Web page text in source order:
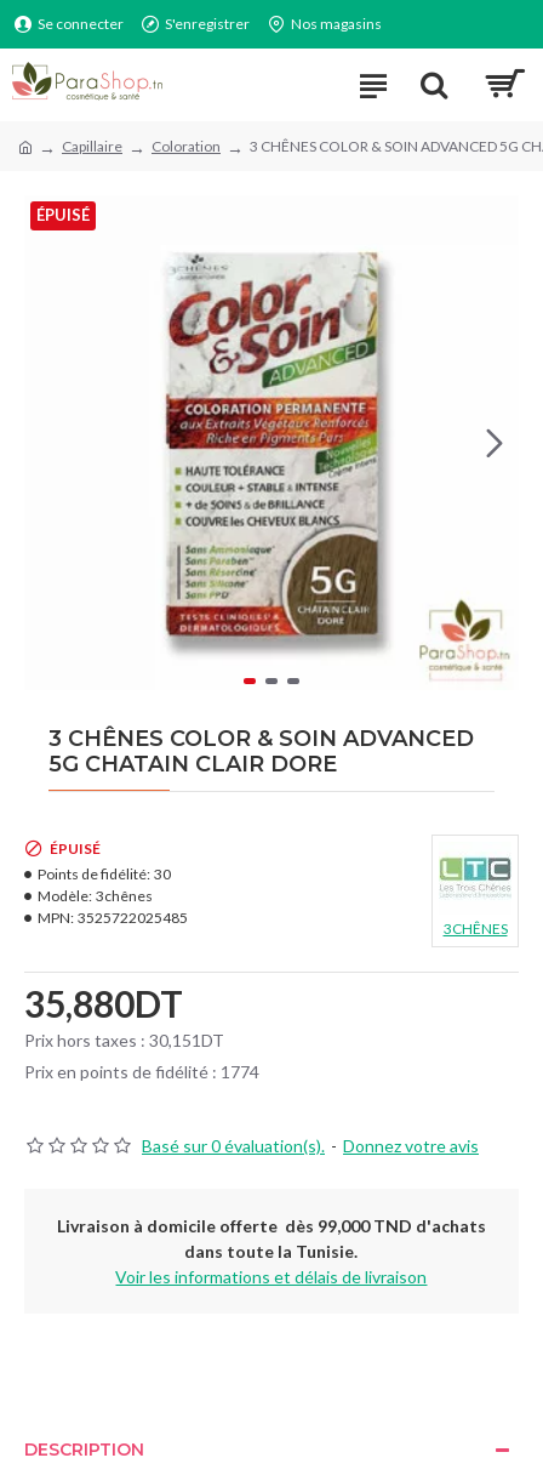
Se connecter S'enregistrer Nos magasins
Capillaire Coloration 3 CHÊNES COLOR & SOIN ADVANCED 5G
ÉPUISÉ
3 CHÊNES COLOR & SOIN ADVANCED
5G CHATAIN CLAIR DORE
Basé sur 0 évaluation(s). - Donnez votre avis
35,880DT
Prix hors taxes : 30,151DT
Prix en points de fidélité : 1774
ÉPUISÉ
Points de fidélité: 30
Modèle: 3chênes
MPN: 3525722025485
3CHÊNES
Livraison à domicile offerte dès 99,000 TND d'achats
dans toute la Tunisie.
Voir les informations et délais de livraison
DESCRIPTION